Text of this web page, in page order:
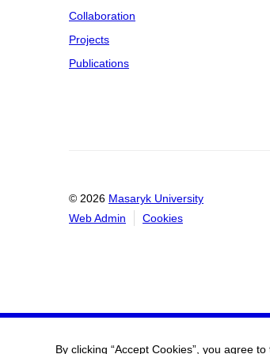
Collaboration
Projects
Publications
© 2026 Masaryk University
Web Admin
Cookies
By clicking “Accept Cookies”, you agree